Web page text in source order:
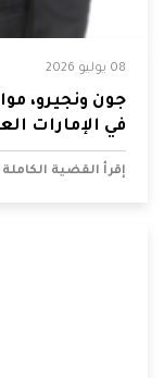
08 يوليو 2026
جون ونجيرو،
في الإمارات
إقرأ القضية الكاملة